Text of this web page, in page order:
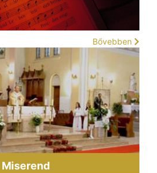
Bővebben
Miserend